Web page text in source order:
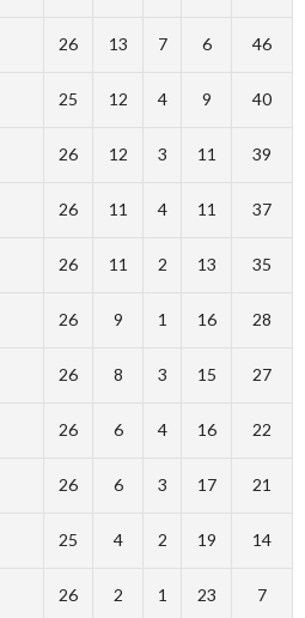
26 13 7 6 46
25 12 4 9 40
26 12 3 11 39
26 11 4 11 37
26 11 2 13 35
26 9 1 16 28
26 8 3 15 27
26 6 4 16 22
26 6 3 17 21
25 4 2 19 14
26 2 1 23 7